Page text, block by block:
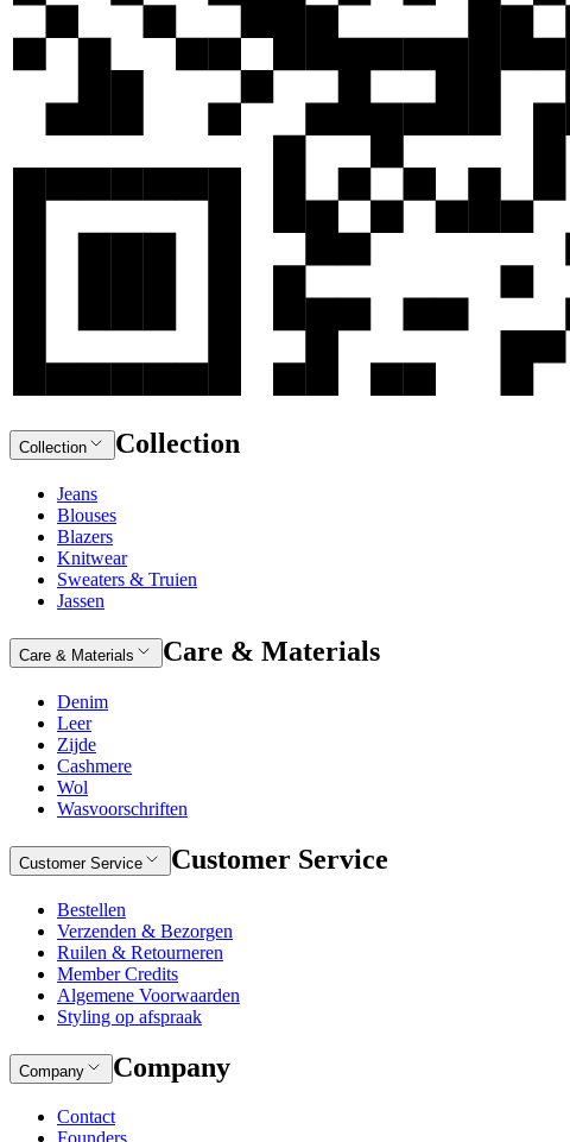
Collection Collection
Jeans
Blouses
Blazers
Knitwear
Sweaters & Truien
Jassen
Care & Materials Care & Materials
Denim
Leer
Zijde
Cashmere
Wol
Wasvoorschriften
Customer Service Customer Service
Bestellen
Verzenden & Bezorgen
Ruilen & Retourneren
Member Credits
Algemene Voorwaarden
Styling op afspraak
Company Company
Contact